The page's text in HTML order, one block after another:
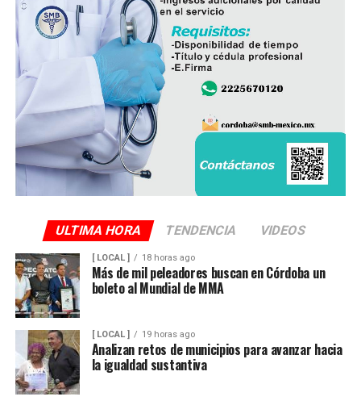
ULTIMA HORA TENDENCIA VIDEOS
[ LOCAL ] 18 horas ago
Más de mil peleadores buscan en Córdoba un
boleto al Mundial de MMA
[ LOCAL ] 19 horas ago
Analizan retos de municipios para avanzar hacia
la igualdad sustantiva